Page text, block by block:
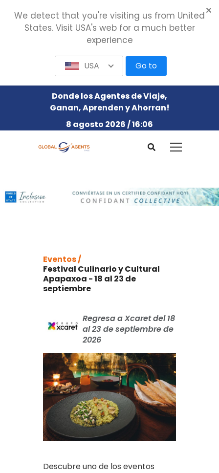
Donde los Agentes de Viaje,
Ganan, Aprenden y Ahorran!
8 agosto 2026 / 16:06
Eventos /
Festival Culinario y Cultural
Apapaxoa - 18 al 23 de
septiembre
Regresa a Xcaret del 18
al 23 de septiembre de
2026
Descubre uno de los eventos
We detect that you're visiting us from United
States. Visit USA's web for a much better
experience
USA Go to